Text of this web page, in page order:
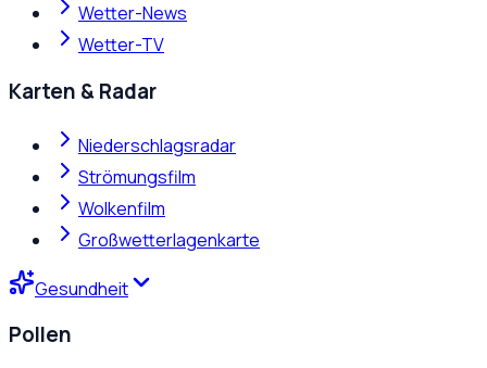
Wetter-News
Wetter-TV
Karten & Radar
Niederschlagsradar
Strömungsfilm
Wolkenfilm
Großwetterlagenkarte
Gesundheit
Pollen